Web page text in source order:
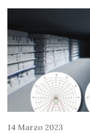
14 Marzo 2023